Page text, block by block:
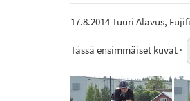
17.8.2014 Tuuri Alavus,
Tässä ensimmäiset kuvat ·